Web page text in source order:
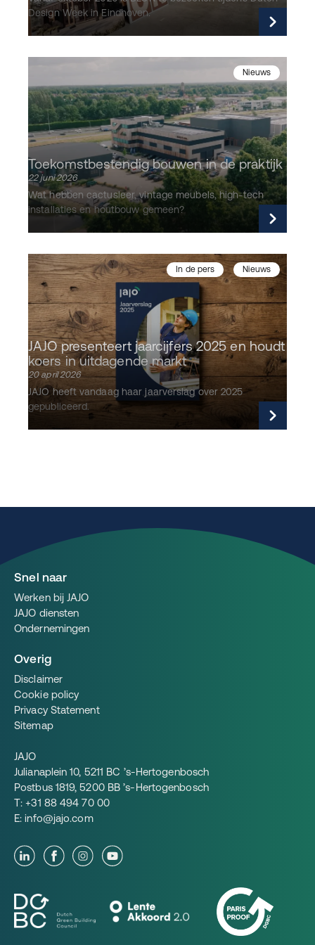
Design Week in Eindhoven.
Nieuws
Toekomstbestendig bouwen in de praktijk
22 juni 2026
Wat hebben cactusleer, vintage meubels, high-tech
installaties en houtbouw gemeen?
In de pers Nieuws
JAJO presenteert jaarcijfers 2025 en houdt
koers in uitdagende markt
20 april 2026
JAJO heeft vandaag haar jaarverslag over 2025
gepubliceerd.
Snel naar
Werken bij JAJO
JAJO diensten
Ondernemingen
Overig
Disclaimer
Cookie policy
Privacy Statement
Sitemap
JAJO
Julianaplein 10, 5211 BC ’s-Hertogenbosch
Postbus 1819, 5200 BB ’s-Hertogenbosch
T:+31 88 494 70 00
E:info@jajo.com